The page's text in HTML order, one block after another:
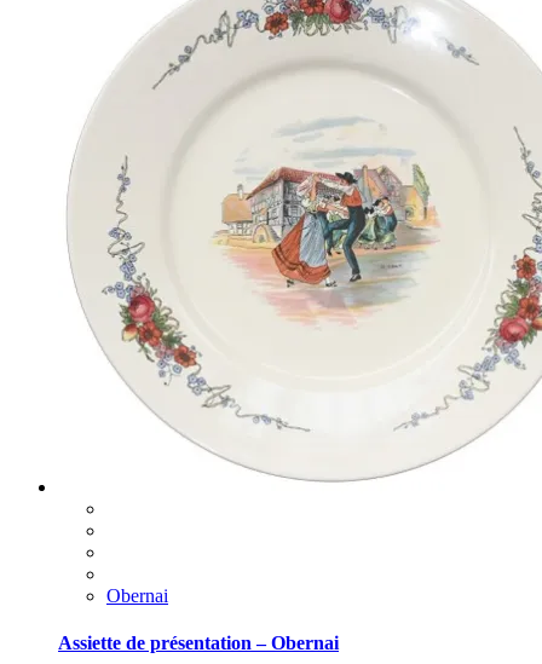
Obernai
Assiette de présentation – Obernai